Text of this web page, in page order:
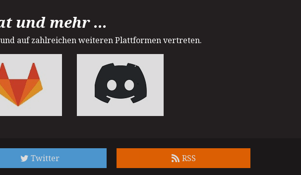
und mehr ...
auf zahlreichen weiteren Plattformen vertreten.
Twitter RSS